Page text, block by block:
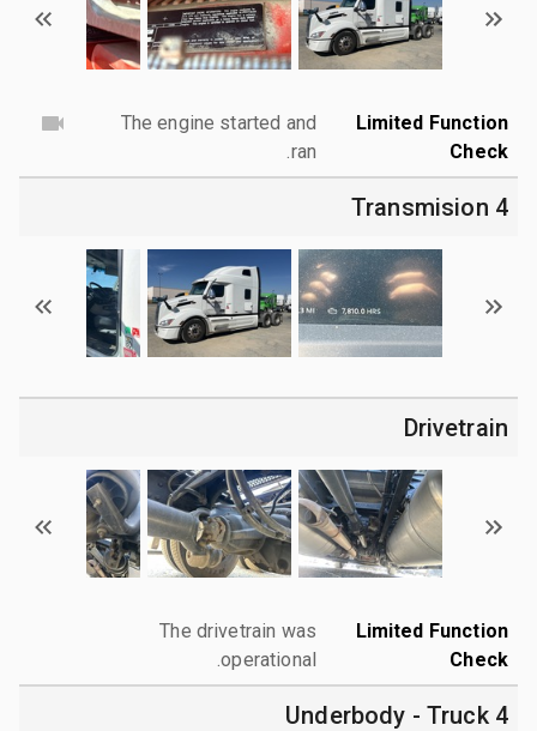
Limited Function
Check
The engine started and
ran.
4 Transmision
Drivetrain
Limited Function
Check
The drivetrain was
operational.
4 Underbody - Truck